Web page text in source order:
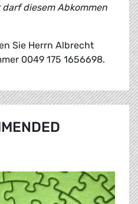
diesem Abkommen
Sie Herrn Albrecht
0049 175 1656698.